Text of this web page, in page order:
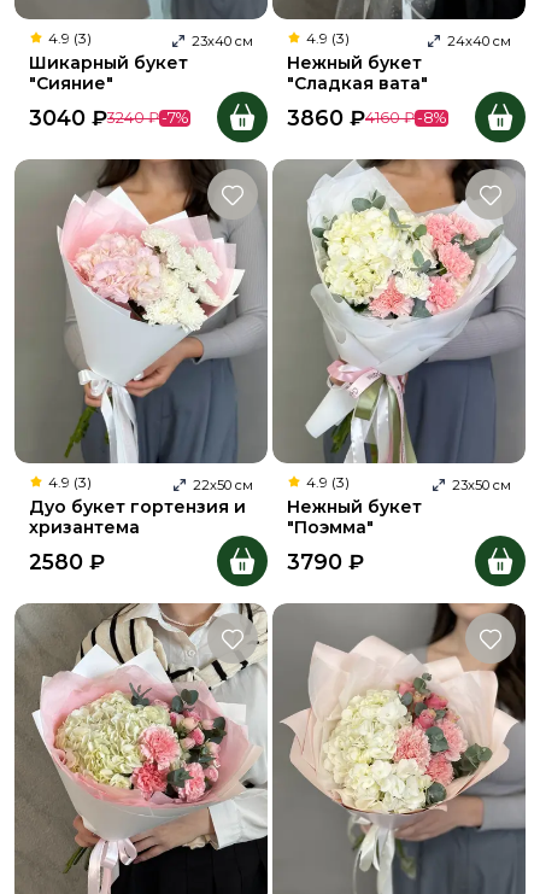
4.9 (3) 23х40 см
Шикарный букет
"Сияние"
3040 ₽3240 ₽-7%
4.9 (3) 24х40 см
Нежный букет
"Сладкая вата"
3860 ₽4160 ₽-8%
4.9 (3) 22х50 см
Дуо букет гортензия и
хризантема
2580 ₽
4.9 (3) 23х50 см
Нежный букет
"Поэмма"
3790 ₽